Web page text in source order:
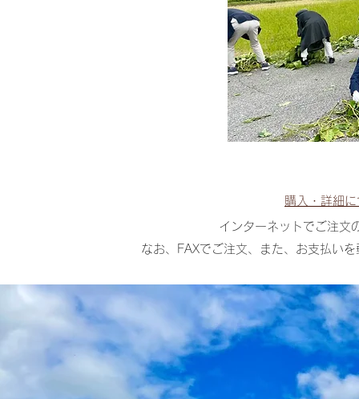
購入・詳細
インターネットでご注文
なお、FAXでご注文、また、お支払い